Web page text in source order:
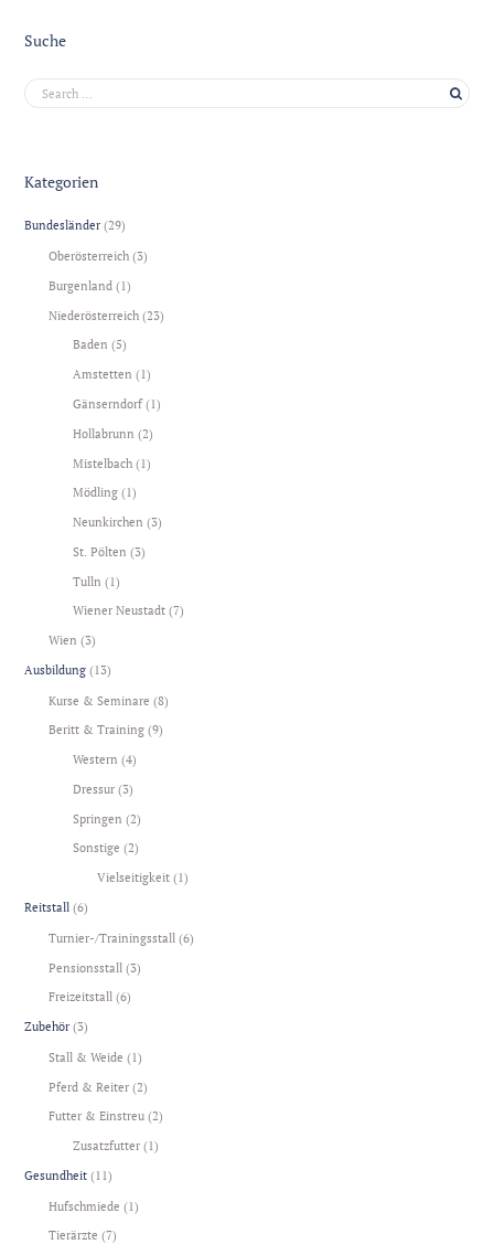
Suche
Kategorien
Bundesländer (29)
Oberösterreich (3)
Burgenland (1)
Niederösterreich (23)
Baden (5)
Amstetten (1)
Gänserndorf(1)
Hollabrunn (2)
Mistelbach (1)
Mödling (1)
Neunkirchen (3)
St. Pölten (3)
Tulln (1)
Wiener Neustadt (7)
Wien (3)
Ausbildung (13)
Kurse & Seminare (8)
Beritt & Training (9)
Western (4)
Dressur (3)
Springen (2)
Sonstige (2)
Vielseitigkeit(1)
Reitstall (6)
Turnier-/Trainingsstall (6)
Pensionsstall (3)
Freizeitstall (6)
Zubehör (3)
Stall & Weide (1)
Pferd & Reiter (2)
Futter & Einstreu (2)
Zusatzfutter (1)
Gesundheit (11)
Hufschmiede (1)
Tierärzte (7)